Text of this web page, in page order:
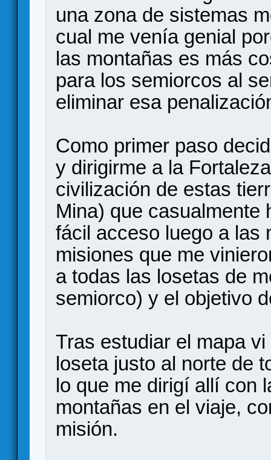
una zona de sistemas
cual me venía genial
las montañas es más
para los semiorcos al
eliminar esa
Como primer paso
y dirigirme a la
civilización de estas
Mina) que
fácil acceso luego a las
misiones que me
a todas las losetas de
semiorco) y el objetivo
Tras estudiar el mapa
loseta justo al norte de
lo que me dirigí allí con
montañas en el viaje,
misión.